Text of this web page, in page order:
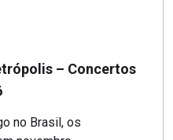
– Concertos
no Brasil, os